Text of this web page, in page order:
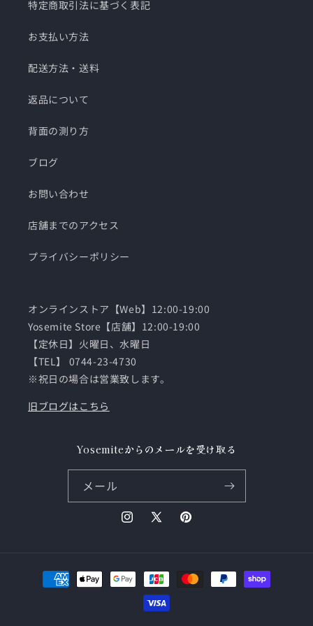
特定商取引法に基づく表記
お支払い方法
配送方法・送料
返品について
背面の測り方
ブログ
お問い合わせ
店舗までのアクセス
プライバシーポリシー
オンラインストア【Web】12:00-19:00
Yosemite Store【店舗】12:00-19:00
【定休日】火曜日、水曜日
【TEL】 0744-23-4730
※祝日の場合は営業致します。
旧ブログはこちら
Yosemiteからのメールを受け取る
メール
Instagram
X
Pinterest